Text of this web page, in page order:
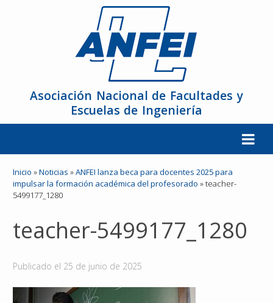
Asociación Nacional de Facultades y
Escuelas de Ingeniería
La ANFEI
Organización
Miembros
Reuniones y Conferencias
Reconocimientos
Inicio »Noticias »ANFEI lanza beca para docentes 2025 para
impulsar la formación académica del profesorado »teacher-
5499177_1280
teacher-5499177_1280
Publicado el 25 de junio de 2025